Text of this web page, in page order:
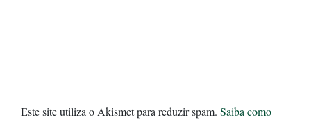
Este site utiliza o Akismet para reduzir spam. Saiba como